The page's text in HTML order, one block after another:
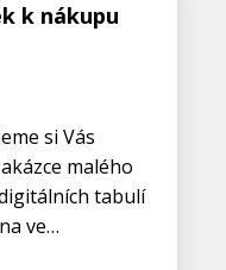
k nákupu
si Vás
malého
tabulí
ve…